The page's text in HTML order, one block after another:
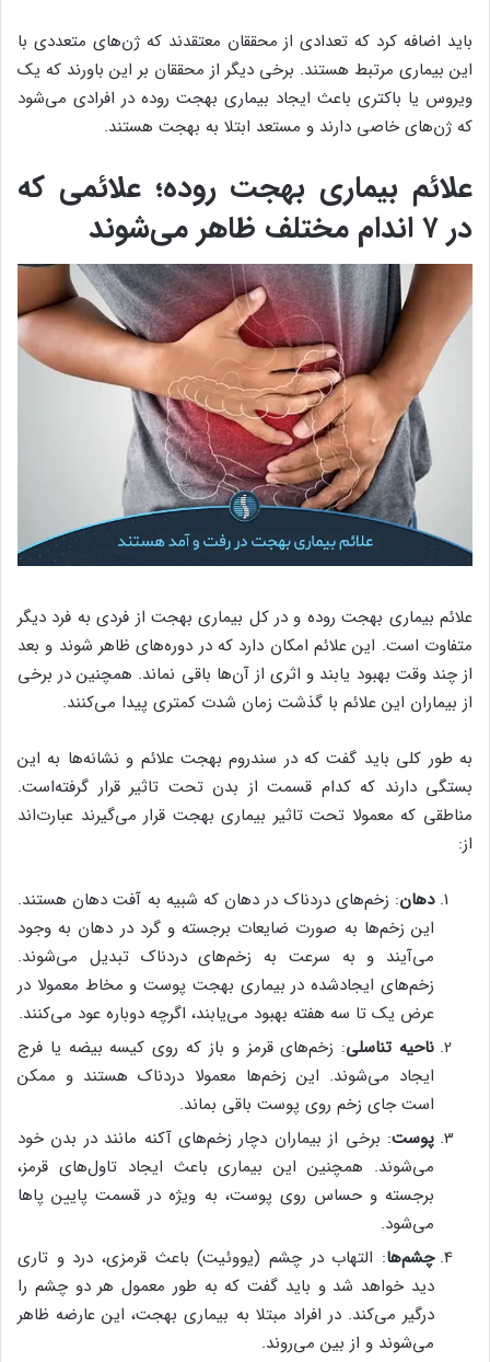
باید اضافه کرد که تعدادی از محققان معتقدند که ژن‌های متعددی با
این بیماری مرتبط هستند. برخی دیگر از محققان بر این باورند که یک
ویروس یا باکتری باعث ایجاد بیماری بهجت روده در افرادی می‌شود
که ژن‌های خاصی دارند و مستعد ابتلا به بهجت هستند.
علائم بیماری بهجت روده؛ علائمی که
در ۷ اندام مختلف ظاهر می‌شوند
علائم بیماری بهجت روده و در کل بیماری بهجت از فردی به فرد دیگر
متفاوت است. این علائم امکان دارد که در دوره‌های ظاهر شوند و بعد
از چند وقت بهبود یابند و اثری از آن‌ها باقی نماند. همچنین در برخی
از بیماران این علائم با گذشت زمان شدت کمتری پیدا می‌کنند.
به طور کلی باید گفت که در سندروم بهجت علائم و نشانه‌ها به این
بستگی دارند که کدام قسمت از بدن تحت تاثیر قرار گرفته‌است.
مناطقی که معمولا تحت تاثیر بیماری بهجت قرار می‌گیرند عبارت‌اند
از:
دهان: زخم‌های دردناک در دهان که شبیه به آفت دهان هستند.
این زخم‌ها به صورت ضایعات برجسته و گرد در دهان به وجود
می‌آیند و به سرعت به زخم‌های دردناک تبدیل می‌شوند.
زخم‌های ایجادشده در بیماری بهجت پوست و مخاط معمولا در
عرض یک تا سه هفته بهبود می‌یابند، اگرچه دوباره عود می‌کنند.
ناحیه تناسلی: زخم‌های قرمز و باز که روی کیسه بیضه یا فرج
ایجاد می‌شوند. این زخم‌ها معمولا دردناک هستند و ممکن
است جای زخم روی پوست باقی بماند.
پوست: برخی از بیماران دچار زخم‌های آکنه مانند در بدن خود
می‌شوند. همچنین این بیماری باعث ایجاد تاول‌های قرمز،
برجسته و حساس روی پوست، به ویژه در قسمت پایین پاها
می‌شود.
چشم‌ها: التهاب در چشم (یووئیت) باعث قرمزی، درد و تاری
دید خواهد شد و باید گفت که به طور معمول هر دو چشم را
درگیر می‌کند. در افراد مبتلا به بیماری بهجت، این عارضه ظاهر
می‌شوند و از بین می‌روند.